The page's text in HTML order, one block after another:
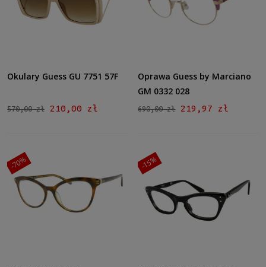
Okulary Guess GU 7751 57F
570,00 zł 210,00 zł
Oprawa Guess by Marciano
GM 0332 028
690,00 zł 219,97 zł
-70% -15%